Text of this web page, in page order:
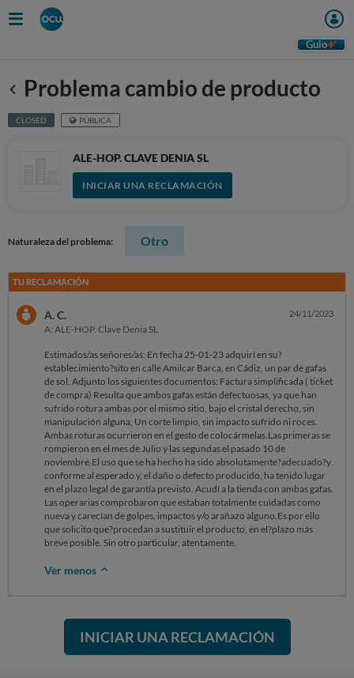
Guio
Anterior
Problema cambio de producto
CLOSED PÚBLICA
ALE-HOP. CLAVE DENIA SL
INICIAR UNA RECLAMACIÓN
Naturaleza del problema: Otro
TU RECLAMACIÓN
A. C.
A: ALE-HOP. Clave Denia SL
24/11/2023
Estimados/as señores/as: En fecha 25-01-23 adquirí en su?
establecimiento?sito en calle Amilcar Barca, en Cádiz, un par de gafas
de sol. Adjunto los siguientes documentos: Factura simplificada ( ticket
de compra) Resulta que ambos gafas están defectuosas, ya que han
sufrido rotura ambas por el mismo sitio, bajo el cristal derecho, sin
manipulación alguna, Un corte limpio, sin impacto sufrido ni roces.
Ambas roturas ocurrieron en el gesto de colocármelas.Las primeras se
rompieron en el mes de Julio y las segundas el pasado 10 de
noviembre.El uso que se ha hecho ha sido absolutamente?adecuado?y
conforme al esperado y, el daño o defecto producido, ha tenido lugar
en el plazo legal de garantía previsto. Acudí a la tienda con ambas gafas.
Las operarias comprobaron que estaban totalmente cuidadas como
nueva y carecían de golpes, impactos y/o arañazo alguno.Es por ello
que solicito que?procedan a sustituir el producto, en el?plazo más
breve posible. Sin otro particular, atentamente.
Ver menos
INICIAR UNA RECLAMACIÓN